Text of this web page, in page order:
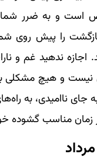
و به ضرر شما
را پیش روی
ندهید غم و
و هیچ مشکلی
جای ناامیدی، به
زمان مناسب گشوده